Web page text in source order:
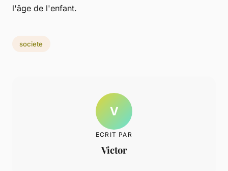
l'âge de l'enfant.
societe
V
ECRIT PAR
Victor